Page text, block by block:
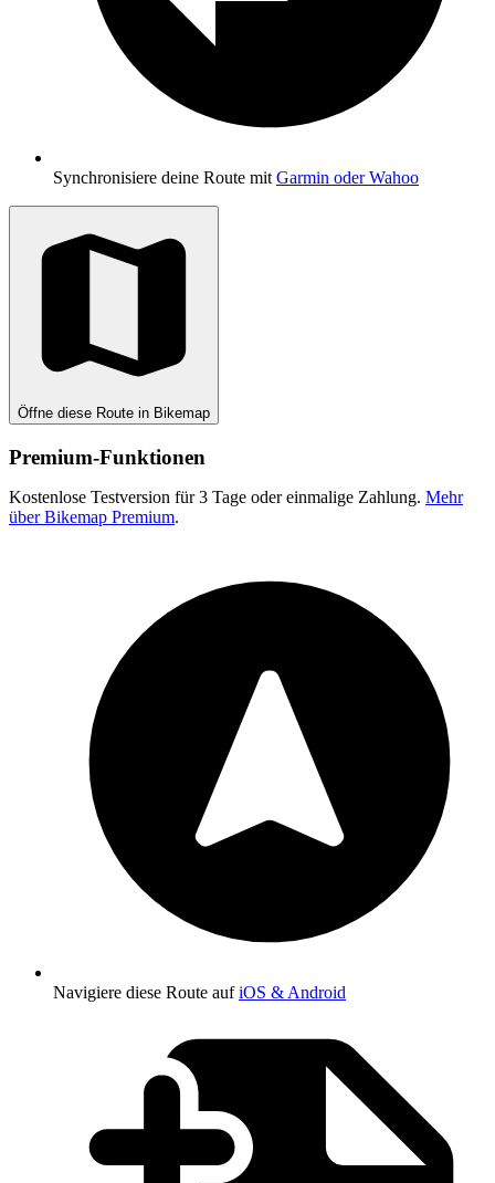
Synchronisiere deine Route mit Garmin oder Wahoo
Öffne diese Route in Bikemap
Premium-Funktionen
Kostenlose Testversion für 3 Tage oder einmalige Zahlung. Mehr
über Bikemap Premium.
Navigiere diese Route aufiOS & Android